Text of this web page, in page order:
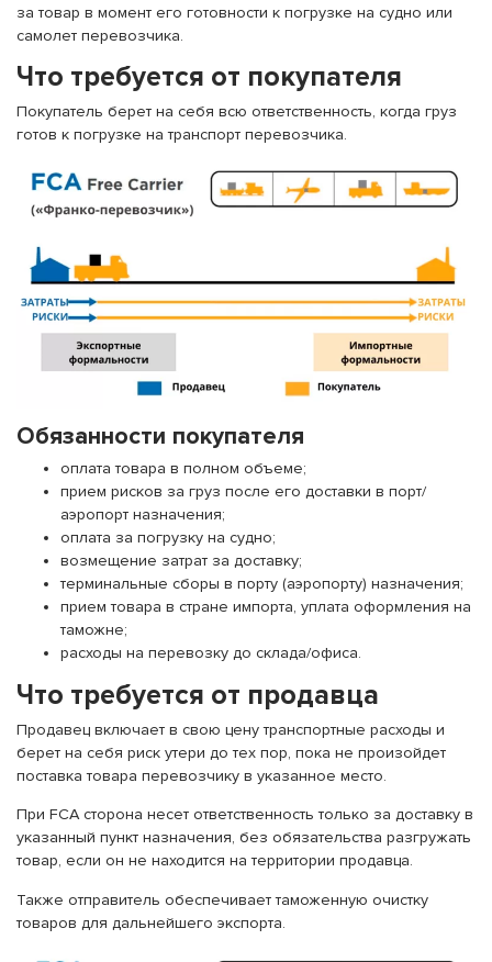
за товар в момент его готовности к погрузке на судно или
самолет перевозчика.
Что требуется от покупателя
Покупатель берет на себя всю ответственность, когда груз
готов к погрузке на транспорт перевозчика.
Обязанности покупателя
оплата товара в полном объеме;
прием рисков за груз после его доставки в порт/
аэропорт назначения;
оплата за погрузку на судно;
возмещение затрат за доставку;
терминальные сборы в порту (аэропорту) назначения;
прием товара в стране импорта, уплата оформления на
таможне;
расходы на перевозку до склада/офиса.
Что требуется от продавца
Продавец включает в свою цену транспортные расходы и
берет на себя риск утери до тех пор, пока не произойдет
поставка товара перевозчику в указанное место.
При FCA сторона несет ответственность только за доставку в
указанный пункт назначения, без обязательства разгружать
товар, если он не находится на территории продавца.
Также отправитель обеспечивает таможенную очистку
товаров для дальнейшего экспорта.